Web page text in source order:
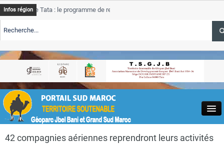
Close
Infos région
Tata : le programme de rehabilitation post-inondations
TSGJB Tourisme : l’ONMT renforce l’aerien a Dakhla et
service
TSGJB Tourisme au Maroc : Transavia renforce les vols Paris-
42 compagnies aériennes reprendront leurs activités